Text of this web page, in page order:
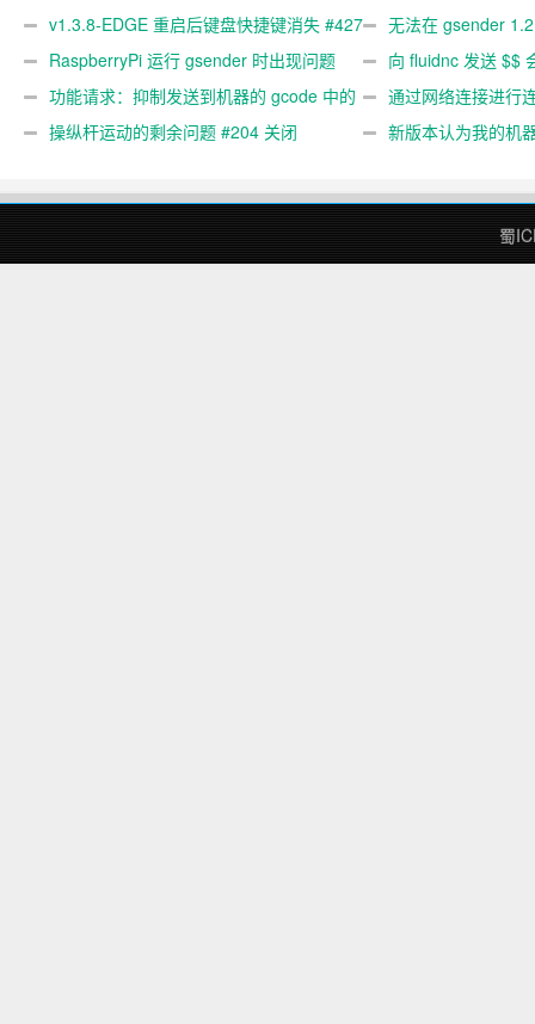
v1.3.8-EDGE 重启后键盘快捷键消失 #427
关闭
无法在 gsender
#367
RaspberryPi 运行 gsender 时出现问题
#89
向 fluidnc 发送 $$
#473
功能请求：抑制发送到机器的 gcode 中的
gcode 注释。 #444 关闭
通过网络连接进行
操纵杆运动的剩余问题 #204 关闭
新版本认为我的机
蜀